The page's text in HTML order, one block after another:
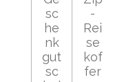
sc
he
nk
gut
sc
-
Rei
se
kof
fer